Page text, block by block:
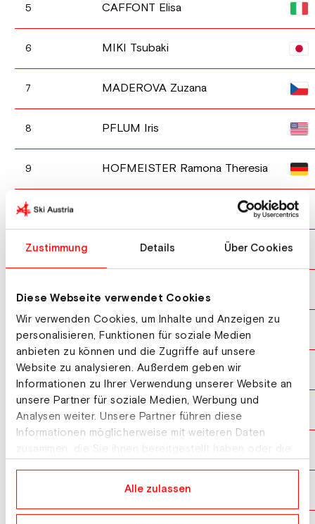
Zustimmung Details Über Cookies
Diese Webseite verwendet Cookies
Wir verwenden Cookies, um Inhalte und Anzeigen zu
personalisieren, Funktionen für soziale Medien
anbieten zu können und die Zugriffe auf unsere
Website zu analysieren. Außerdem geben wir
Informationen zu Ihrer Verwendung unserer Website an
unsere Partner für soziale Medien, Werbung und
Analysen weiter. Unsere Partner führen diese
Informationen möglicherweise mit weiteren Daten
zusammen, die Sie ihnen bereitgestellt haben oder die
Alle zulassen
5 CAFFONT Elisa
6 MIKI Tsubaki
7 MADEROVA Zuzana
8 PFLUM Iris
9 HOFMEISTER Ramona Theresia
10
10 ZAMFIROVA Malena
SCHEID Mathilda
14 PAYER Sabine
15 KEISER Jessica
BAETSCHI Flurina Neva
FAVA Elisa